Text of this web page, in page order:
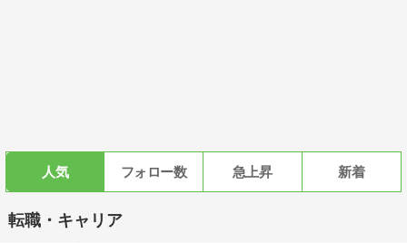
人気 フォロー数 急上昇 新着
転職・キャリア